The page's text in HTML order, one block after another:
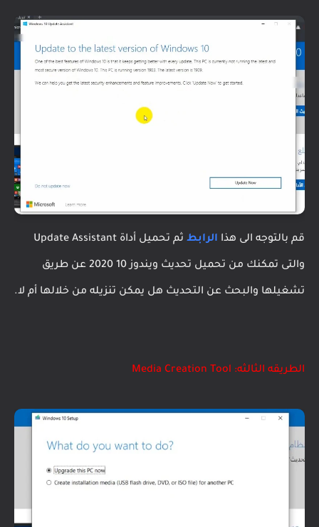
قم بالتوجه الى هذا الرابط ثم تحميل أداة Update Assistant
والتى تمكنك من تحميل تحديث ويندوز 10 2020 عن طريق
تشغيلها والبحث عن التحديث هل يمكن تنزيله من خلالها أم لا.
الطريقه الثالثه: Media Creation Tool